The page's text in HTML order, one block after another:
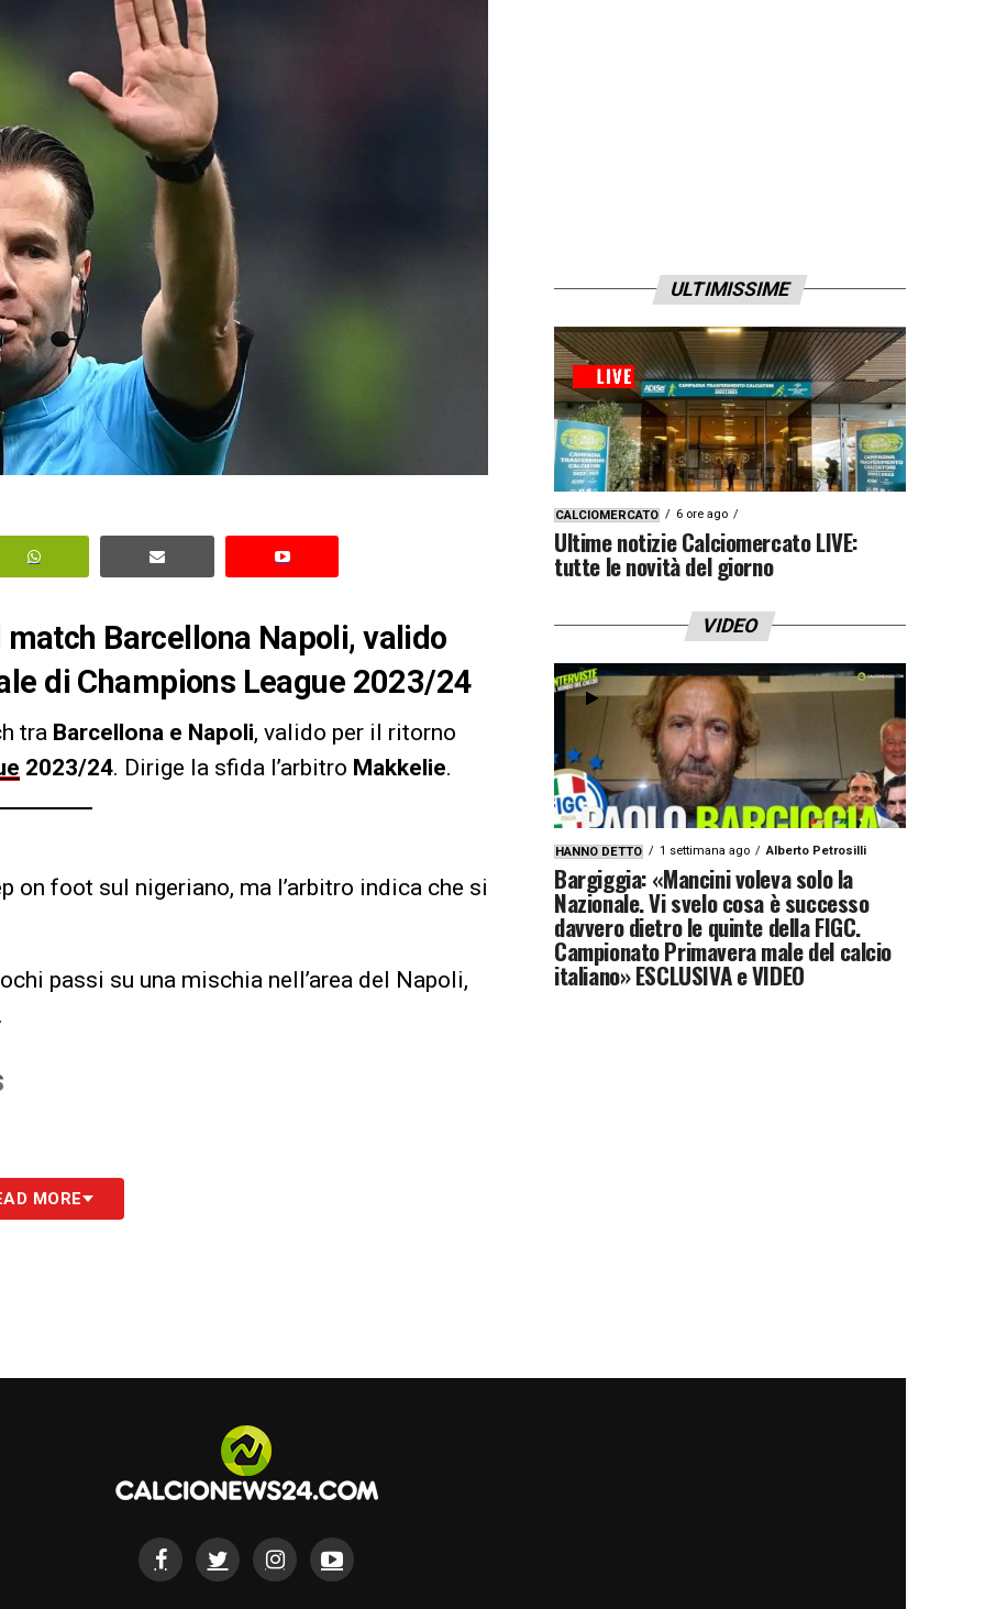
Barcellona Napoli, valido
di Champions League 2023/24
tra Barcellona e Napoli, valido per il ritorno
2023/24. Dirige la sfida l’arbitro Makkelie.
on foot sul nigeriano, ma l’arbitro indica che si
passi su una mischia nell’area del Napoli,
MORE
ULTIMISSIME
CALCIOMERCATO 6 ore ago
Ultime notizie Calciomercato LIVE:
tutte le novità del giorno
VIDEO
HANNO DETTO 1 settimana ago Alberto Petrosilli
Bargiggia: «Mancini voleva solo la
Nazionale. Vi svelo cosa è successo
davvero dietro le quinte della FIGC.
Campionato Primavera male del calcio
italiano» ESCLUSIVA e VIDEO